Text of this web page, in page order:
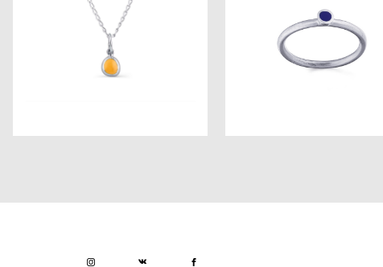
Дюны Аравии кулон
от 3 500 pуб.
Эгейское Море кольцо small
4 500 pуб.
3 600 pуб.